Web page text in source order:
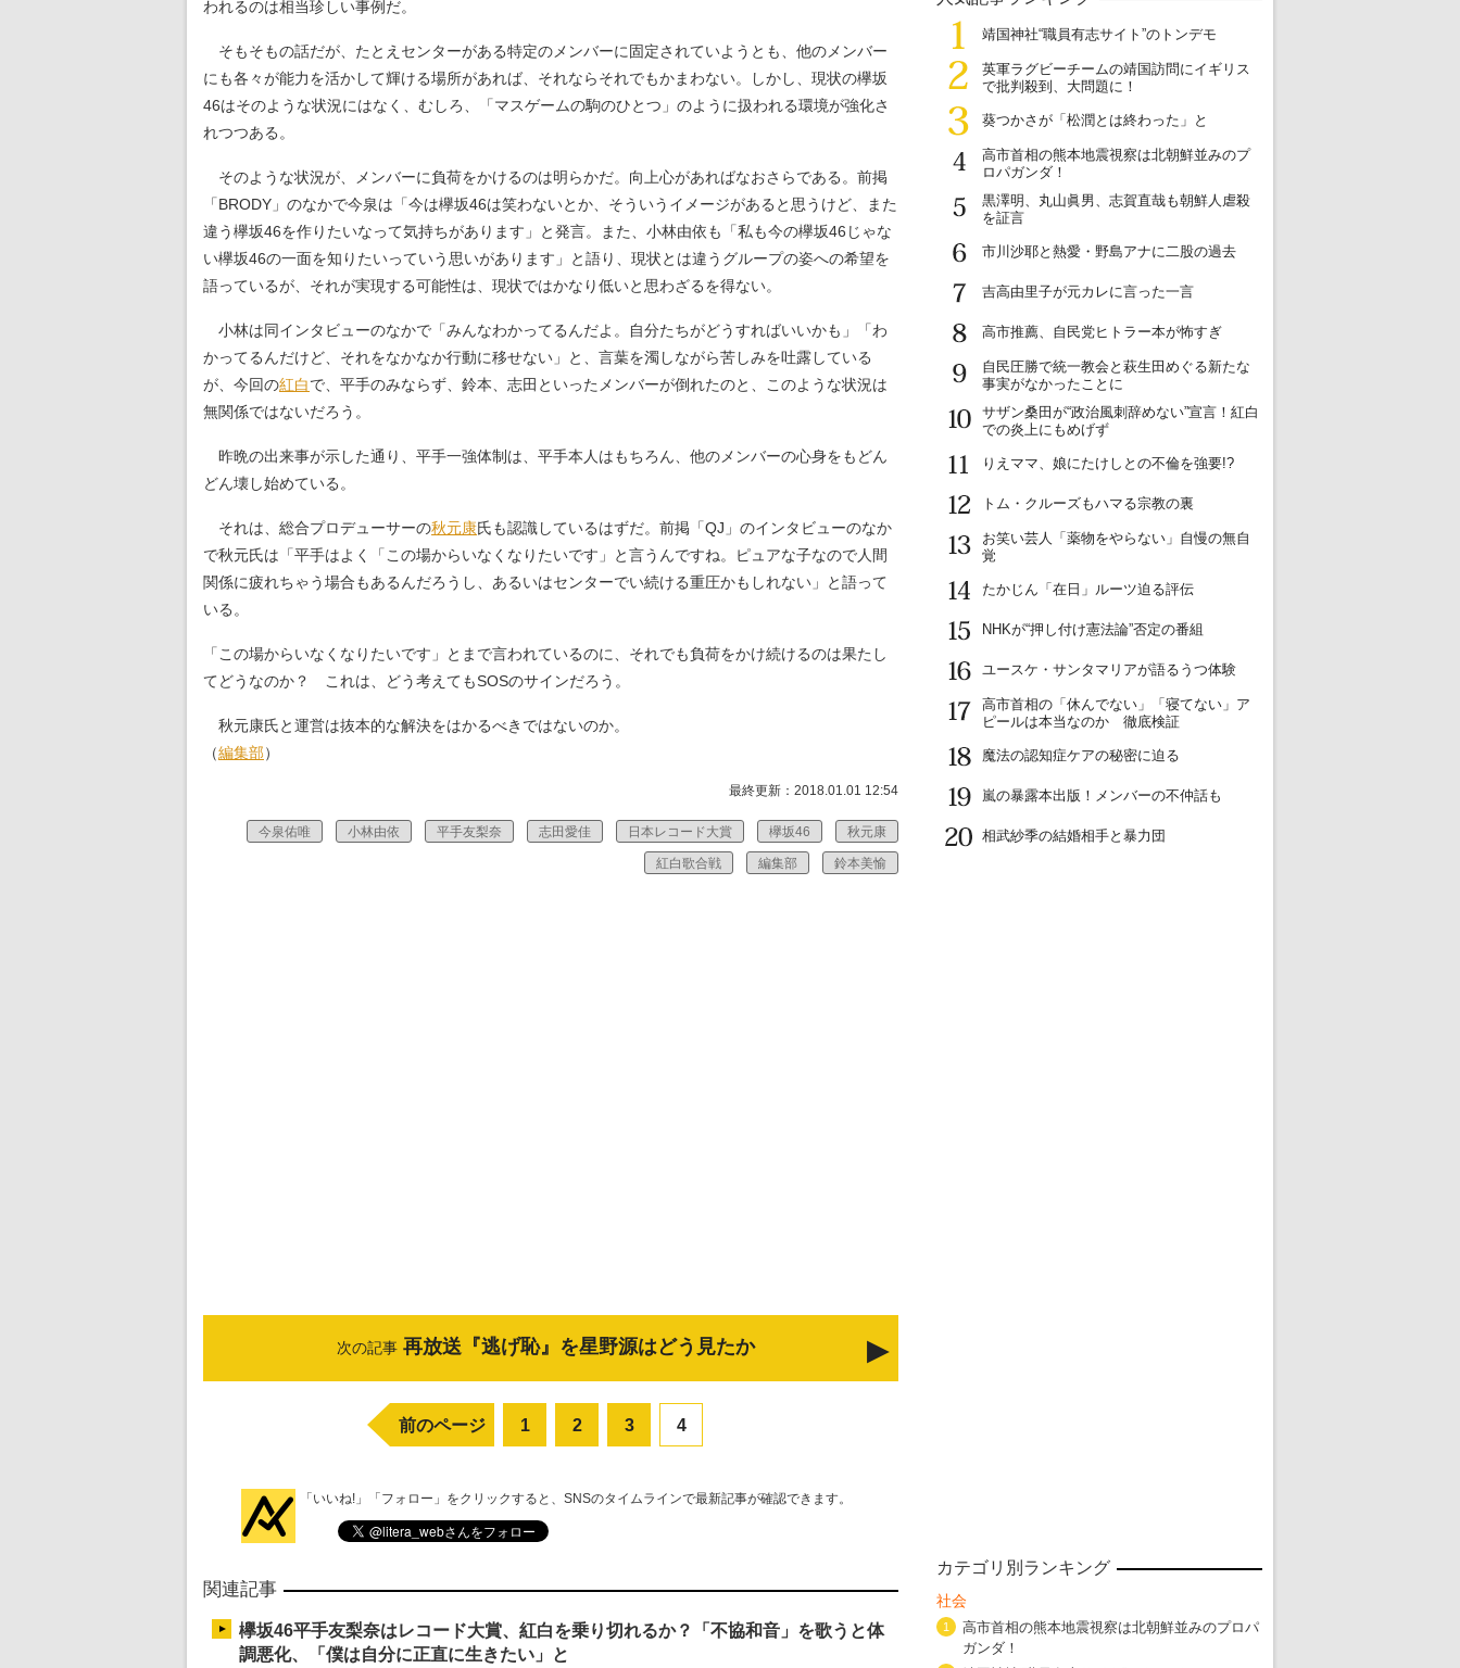
われるのは相当珍しい事例だ。
そもそもの話だが、たとえセンターがある特定のメンバーに固定されていようとも、他のメンバー
にも各々が能力を活かして輝ける場所があれば、それならそれでもかまわない。しかし、現状の欅坂
46はそのような状況にはなく、むしろ、「マスゲームの駒のひとつ」のように扱われる環境が強化さ
れつつある。
そのような状況が、メンバーに負荷をかけるのは明らかだ。向上心があればなおさらである。前掲
「BRODY」のなかで今泉は「今は欅坂46は笑わないとか、そういうイメージがあると思うけど、また
違う欅坂46を作りたいなって気持ちがあります」と発言。また、小林由依も「私も今の欅坂46じゃな
い欅坂46の一面を知りたいっていう思いがあります」と語り、現状とは違うグループの姿への希望を
語っているが、それが実現する可能性は、現状ではかなり低いと思わざるを得ない。
小林は同インタビューのなかで「みんなわかってるんだよ。自分たちがどうすればいいかも」「わ
かってるんだけど、それをなかなか行動に移せない」と、言葉を濁しながら苦しみを吐露している
が、今回の紅白で、平手のみならず、鈴本、志田といったメンバーが倒れたのと、このような状況は
無関係ではないだろう。
昨晩の出来事が示した通り、平手一強体制は、平手本人はもちろん、他のメンバーの心身をもどん
どん壊し始めている。
それは、総合プロデューサーの秋元康氏も認識しているはずだ。前掲「QJ」のインタビューのなか
で秋元氏は「平手はよく「この場からいなくなりたいです」と言うんですね。ピュアな子なので人間
関係に疲れちゃう場合もあるんだろうし、あるいはセンターでい続ける重圧かもしれない」と語って
いる。
「この場からいなくなりたいです」とまで言われているのに、それでも負荷をかけ続けるのは果たし
てどうなのか？ これは、どう考えてもSOSのサインだろう。
秋元康氏と運営は抜本的な解決をはかるべきではないのか。
（編集部）
最終更新：2018.01.01 12:54
今泉佑唯 小林由依 平手友梨奈 志田愛佳 日本レコード大賞 欅坂46 秋元康
紅白歌合戦 編集部 鈴本美愉
次の記事 再放送『逃げ恥』を星野源はどう見たか
前のページ 1 2 3 4
「いいね!」「フォロー」をクリックすると、SNSのタイムラインで最新記事が確認できます。
関連記事
欅坂46平手友梨奈はレコード大賞、紅白を乗り切れるか？「不協和音」を歌うと体
調悪化、「僕は自分に正直に生きたい」と
1
靖国神社“職員有志サイト”のトンデモ
2
英軍ラグビーチームの靖国訪問にイギリス
で批判殺到、大問題に！
3
葵つかさが「松潤とは終わった」と
4
高市首相の熊本地震視察は北朝鮮並みのプ
ロパガンダ！
5
黒澤明、丸山眞男、志賀直哉も朝鮮人虐殺
を証言
6
市川沙耶と熱愛・野島アナに二股の過去
7
吉高由里子が元カレに言った一言
8
高市推薦、自民党ヒトラー本が怖すぎ
9
自民圧勝で統一教会と萩生田めぐる新たな
事実がなかったことに
10
サザン桑田が“政治風刺辞めない”宣言！紅白
での炎上にもめげず
11
りえママ、娘にたけしとの不倫を強要!?
12
トム・クルーズもハマる宗教の裏
13
お笑い芸人「薬物をやらない」自慢の無自
覚
14
たかじん「在日」ルーツ迫る評伝
15
NHKが“押し付け憲法論”否定の番組
16
ユースケ・サンタマリアが語るうつ体験
17
高市首相の「休んでない」「寝てない」ア
ピールは本当なのか 徹底検証
18
魔法の認知症ケアの秘密に迫る
19
嵐の暴露本出版！メンバーの不仲話も
20
相武紗季の結婚相手と暴力団
カテゴリ別ランキング
社会
1
高市首相の熊本地震視察は北朝鮮並みのプロパ
ガンダ！